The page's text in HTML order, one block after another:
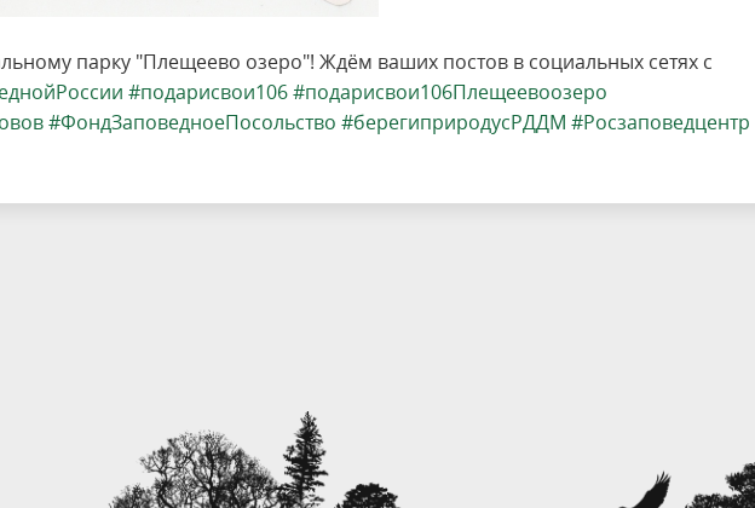
парку "Плещеево озеро"! Ждём ваших постов в социальных сетях с
#подарисвои106#подарисвои106Плещеевоозеро
#ФондЗаповедноеПосольство #берегиприродусРДДМ #Росзаповедцентр